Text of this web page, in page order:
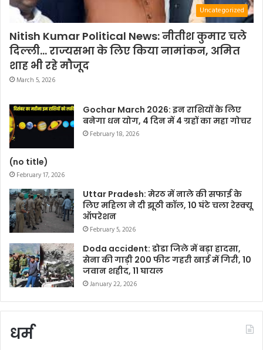
Uncategorized
Nitish Kumar Political News: नीतीश कुमार चले
दिल्ली… राज्यसभा के लिए किया नामांकन, अमित
शाह भी रहे मौजूद
March 5, 2026
Gochar March 2026: इन राशियों के लिए
बनेगा धन योग, 4 दिन में 4 ग्रहों का महा गोचर
February 18, 2026
(no title)
February 17, 2026
Uttar Pradesh: मेरठ में नाले की सफाई के
लिए महिला ने दी झूठी कॉल, 10 घंटे चला रेस्क्यू
ऑपरेशन
February 5, 2026
Doda accident: डोडा जिले में बड़ा हादसा,
सेना की गाड़ी 200 फीट गहरी खाई में गिरी, 10
जवान शहीद, 11 घायल
January 22, 2026
धर्म